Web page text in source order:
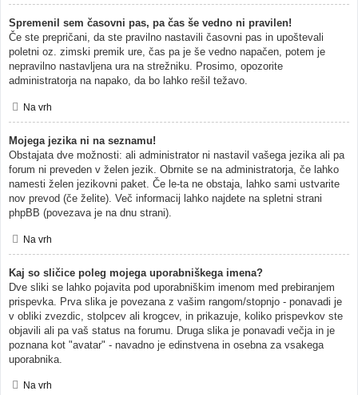
Spremenil sem časovni pas, pa čas še vedno ni pravilen!
Če ste prepričani, da ste pravilno nastavili časovni pas in upoštevali
poletni oz. zimski premik ure, čas pa je še vedno napačen, potem je
nepravilno nastavljena ura na strežniku. Prosimo, opozorite
administratorja na napako, da bo lahko rešil težavo.
Na vrh
Mojega jezika ni na seznamu!
Obstajata dve možnosti: ali administrator ni nastavil vašega jezika ali pa
forum ni preveden v želen jezik. Obrnite se na administratorja, če lahko
namesti želen jezikovni paket. Če le-ta ne obstaja, lahko sami ustvarite
nov prevod (če želite). Več informacij lahko najdete na spletni strani
phpBB (povezava je na dnu strani).
Na vrh
Kaj so sličice poleg mojega uporabniškega imena?
Dve sliki se lahko pojavita pod uporabniškim imenom med prebiranjem
prispevka. Prva slika je povezana z vašim rangom/stopnjo - ponavadi je
v obliki zvezdic, stolpcev ali krogcev, in prikazuje, koliko prispevkov ste
objavili ali pa vaš status na forumu. Druga slika je ponavadi večja in je
poznana kot "avatar" - navadno je edinstvena in osebna za vsakega
uporabnika.
Na vrh